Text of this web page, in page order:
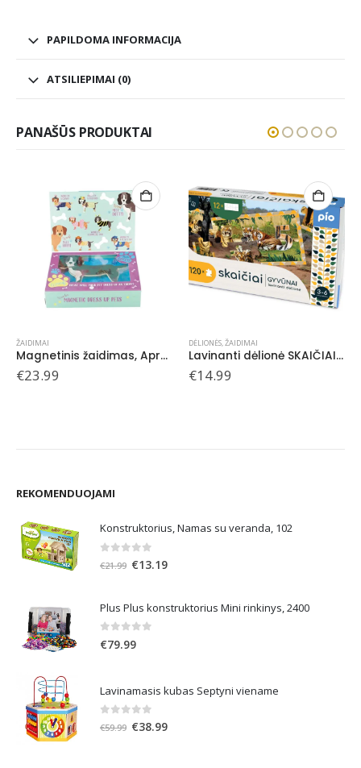
PAPILDOMA INFORMACIJA
ATSILIEPIMAI (0)
PANAŠŪS PRODUKTAI
ŽAIDIMAI
Magnetinis žaidimas, Aprenk naminius gyvūnėlius
€23.99
DĖLIONĖS,ŽAIDIMAI
Lavinanti dėlionė SKAIČIAI – GYVŪNAI, 3-6 metų vaikams
€14.99
REKOMENDUOJAMI
Konstruktorius, Namas su veranda, 102
out of 5
€21.99 Original
€21.99.
€13.19Current
€13.19.
Plus Plus konstruktorius Mini rinkinys, 2400
0out of 5
€79.99
Lavinamasis kubas Septyni viename
out of 5
€59.99 Original
€38.99Current